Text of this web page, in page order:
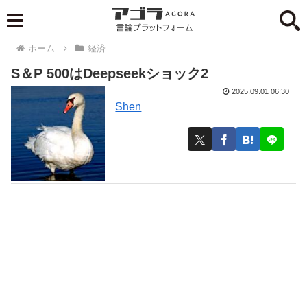
ホーム 経済
S＆P 500はDeepseekショック2
Shen
2025.09.01 06:30